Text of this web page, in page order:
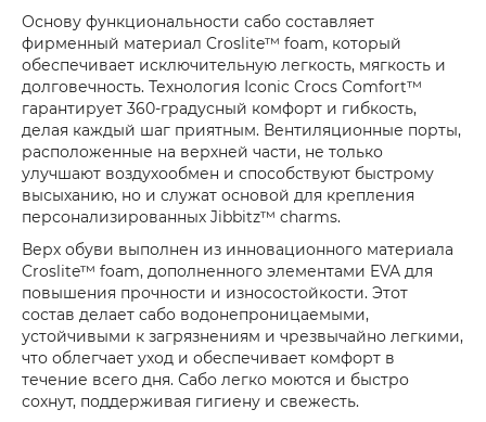
Основу функциональности сабо составляет
фирменный материал Croslite™ foam, который
обеспечивает исключительную легкость, мягкость и
долговечность. Технология Iconic Crocs Comfort™
гарантирует 360-градусный комфорт и гибкость,
делая каждый шаг приятным. Вентиляционные порты,
расположенные на верхней части, не только
улучшают воздухообмен и способствуют быстрому
высыханию, но и служат основой для крепления
персонализированных Jibbitz™ charms.
Верх обуви выполнен из инновационного материала
Croslite™ foam, дополненного элементами EVA для
повышения прочности и износостойкости. Этот
состав делает сабо водонепроницаемыми,
устойчивыми к загрязнениям и чрезвычайно легкими,
что облегчает уход и обеспечивает комфорт в
течение всего дня. Сабо легко моются и быстро
сохнут, поддерживая гигиену и свежесть.